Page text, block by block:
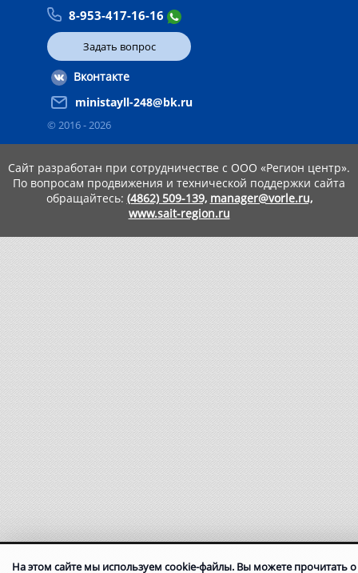
8-953-417-16-16
Задать вопрос
Вконтакте
ministayll-248@bk.ru
© 2016 -2026
Сайт разработан при сотрудничестве с ООО «Регион центр».
По вопросам продвижения и технической поддержки сайта
обращайтесь: (4862) 509-139, manager@vorle.ru,
www.sait-region.ru
На этом сайте мы используем cookie-файлы. Вы можете прочитать